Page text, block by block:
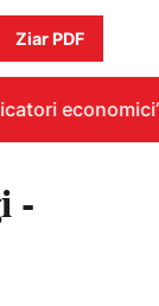
Ziar PDF
economici”
-